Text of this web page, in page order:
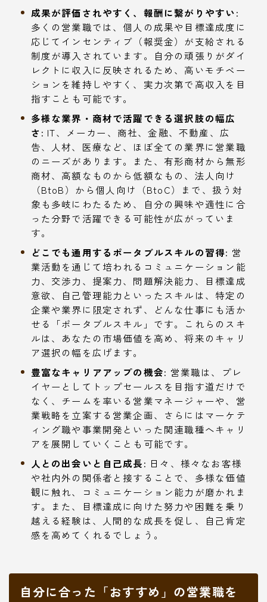
成果が評価されやすく、報酬に繋がりやすい:
多くの営業職では、個人の成果や目標達成度に
応じてインセンティブ（報奨金）が支給される
制度が導入されています。自分の頑張りがダイ
レクトに収入に反映されるため、高いモチベー
ションを維持しやすく、実力次第で高収入を目
指すことも可能です。
多様な業界・商材で活躍できる選択肢の幅広
さ: IT、メーカー、商社、金融、不動産、広
告、人材、医療など、ほぼ全ての業界に営業職
のニーズがあります。また、有形商材から無形
商材、高額なものから低額なもの、法人向け
（BtoB）から個人向け（BtoC）まで、扱う対
象も多岐にわたるため、自分の興味や適性に合
った分野で活躍できる可能性が広がっていま
す。
どこでも通用するポータブルスキルの習得: 営
業活動を通じて培われるコミュニケーション能
力、交渉力、提案力、問題解決能力、目標達成
意欲、自己管理能力といったスキルは、特定の
企業や業界に限定されず、どんな仕事にも活か
せる「ポータブルスキル」です。これらのスキ
ルは、あなたの市場価値を高め、将来のキャリ
ア選択の幅を広げます。
豊富なキャリアアップの機会: 営業職は、プレ
イヤーとしてトップセールスを目指す道だけで
なく、チームを率いる営業マネージャーや、営
業戦略を立案する営業企画、さらにはマーケテ
ィング職や事業開発といった関連職種へキャリ
アを展開していくことも可能です。
人との出会いと自己成長: 日々、様々なお客様
や社内外の関係者と接することで、多様な価値
観に触れ、コミュニケーション能力が磨かれま
す。また、目標達成に向けた努力や困難を乗り
越える経験は、人間的な成長を促し、自己肯定
感を高めてくれるでしょう。
自分に合った「おすすめ」の営業職を